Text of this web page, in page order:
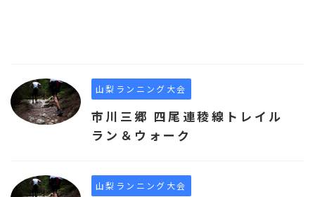
山梨ランニング大会
市川三郷 四尾連稜線トレイル
ラン＆ウォーク
山梨ランニング大会